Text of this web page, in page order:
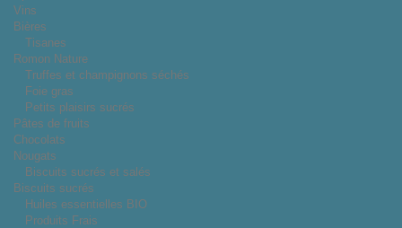
Vins
Bières
Tisanes
Romon Nature
Truffes et champignons séchés
Foie gras
Petits plaisirs sucrés
Pâtes de fruits
Chocolats
Nougats
Biscuits sucrés et salés
Biscuits sucrés
Huiles essentielles BIO
Produits Frais